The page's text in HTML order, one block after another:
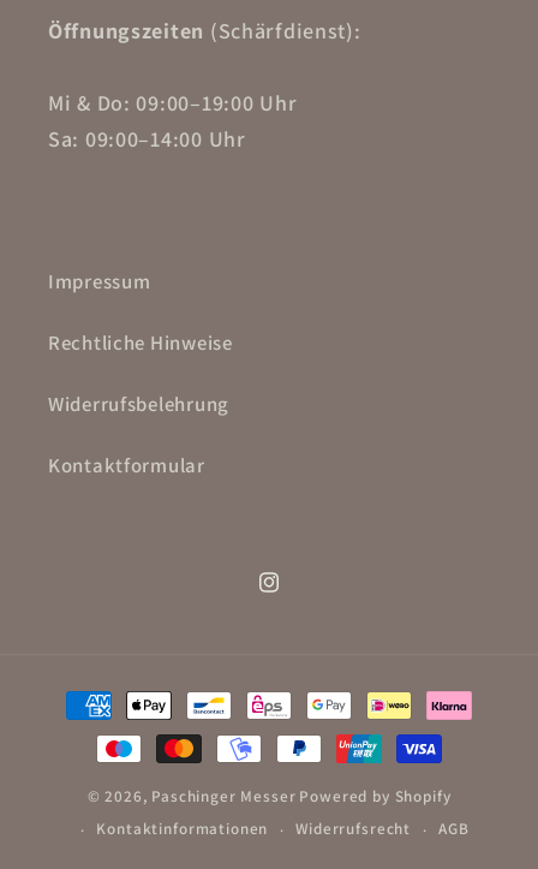
Öffnungszeiten (Schärfdienst):
Mi & Do: 09:00–19:00 Uhr
Sa: 09:00–14:00 Uhr
Impressum
Rechtliche Hinweise
Widerrufsbelehrung
Kontaktformular
Instagram
Zahlungsmethoden
© 2026, Paschinger Messer Powered by Shopify
Kontaktinformationen
Widerrufsrecht AGB